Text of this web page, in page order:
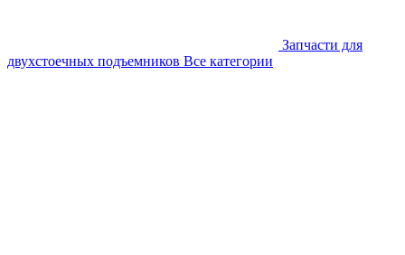
Запчасти для
двухстоечных подъемников Все категории